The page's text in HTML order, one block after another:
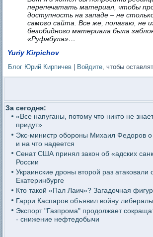
перепечатать материал, чтобы
доступность на западе – не
самого сайта. Все же, полагаю, не
безобидного материала была
«Руфабула»…
Yuriy Kirpichov
Блог Юрий Кирпичев Войдите, чтобы
За сегодня:
«Все напуганы, потому что никто не
придут»
Экс-министр обороны Михаил Федоров о
и на что надеется
Сенат США принял закон об «адских
России
Украинские дроны второй раз атаковали
Екатеринбурге
Кто такой «Пал Лаич»? Загадочная
Гарри Каспаров объявил войну
Экспорт "Газпрома" продолжает
- снижение нефтедобычи